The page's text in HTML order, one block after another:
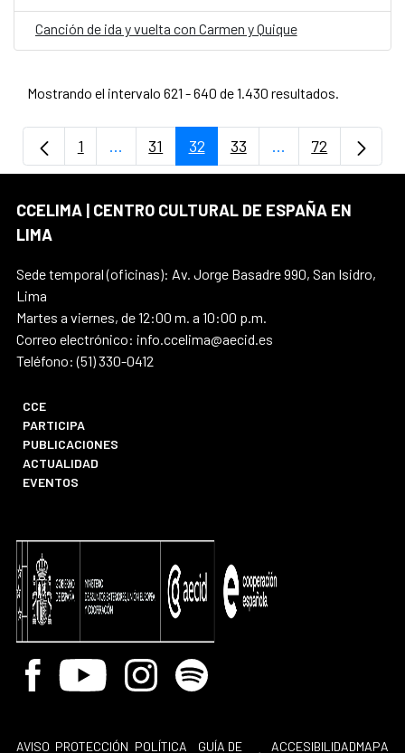
Canción de ida y vuelta con Carmen y Quique
Mostrando el intervalo 621 - 640 de 1.430 resultados.
Página
1 ...Páginas intermedias Use TAB para
Página
31 Página
32 Página
33 ...PáginasPágina
72
CCELIMA | CENTRO CULTURAL DE ESPAÑA EN
LIMA
Sede temporal (oficinas): Av. Jorge Basadre 990, San Isidro,
Lima
Martes a viernes, de 12:00 m. a 10:00 p.m.
Correo electrónico: info.ccelima@aecid.es
Teléfono: (51) 330-0412
CCE
PARTICIPA
PUBLICACIONES
ACTUALIDAD
EVENTOS
Facebook
Youtube InstagramSpotify
AVISO PROTECCIÓN POLÍTICA
GUÍA DE
ACCESIBILIDADMAPA